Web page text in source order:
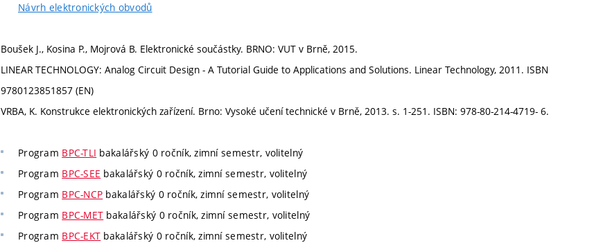
Návrh elektronických obvodů
Boušek J., Kosina P., Mojrová B. Elektronické součástky. BRNO: VUT v Brně, 2015.
LINEAR TECHNOLOGY: Analog Circuit Design - A Tutorial Guide to Applications and Solutions. Linear Technology, 2011. ISBN
9780123851857 (EN)
VRBA, K. Konstrukce elektronických zařízení. Brno: Vysoké učení technické v Brně, 2013. s. 1-251. ISBN: 978-80-214-4719- 6.
Program BPC-TLI bakalářský 0 ročník, zimní semestr, volitelný
Program BPC-SEE bakalářský 0 ročník, zimní semestr, volitelný
Program BPC-NCP bakalářský 0 ročník, zimní semestr, volitelný
Program BPC-MET bakalářský 0 ročník, zimní semestr, volitelný
Program BPC-EKT bakalářský 0 ročník, zimní semestr, volitelný